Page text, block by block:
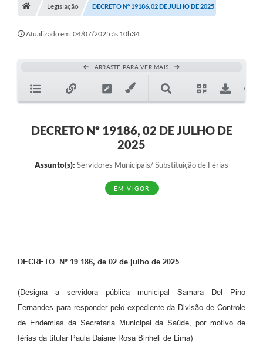
A História
Galeria de Fotos
Concursos
Legislação
Transparência
Audiências Públicas
Legislação DECRETO Nº 19186, 02 DE JULHO DE 2025
Atualizado em: 04/07/2025 às 10h34
ARRASTE PARA VER MAIS
DECRETO Nº 19186, 02 DE JULHO DE
2025
Assunto(s): Servidores Municipais/ Substituição de Férias
EM VIGOR
DECRETO Nº 19 186, de 02 de julho de 2025
(Designa a servidora pública municipal Samara Del Pino
Fernandes para responder pelo expediente da Divisão de Controle
de Endemias da Secretaria Municipal da Saúde, por motivo de
férias da titular Paula Daiane Rosa Binheli de Lima)